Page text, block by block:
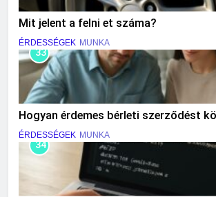
Mit jelent a felni et száma?
ÉRDESSÉGEK MUNKA
33
Hogyan érdemes bérleti szerződést
ÉRDESSÉGEK MUNKA
34